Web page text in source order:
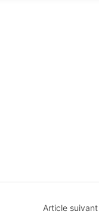
Article suivant